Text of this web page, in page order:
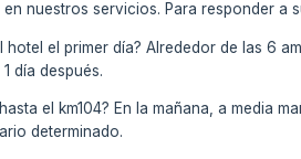
nuestros servicios. Para responder a
el primer día? Alrededor de las 6
día después.
el km104? En la mañana, a media
determinado.